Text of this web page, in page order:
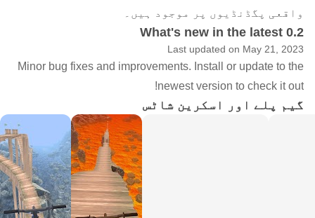
واقعی پگڈنڈیوں پر موجود ہیں۔
What's new in the latest 0.2
Last updated on May 21, 2023
Minor bug fixes and improvements. Install or update to the
newest version to check it out!
گیم پلے اور اسکرین شاٹس